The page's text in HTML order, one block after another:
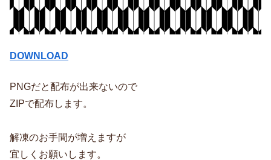
DOWNLOAD
PNGだと配布が出来ないので
ZIPで配布します。
解凍のお手間が増えますが
宜しくお願いします。